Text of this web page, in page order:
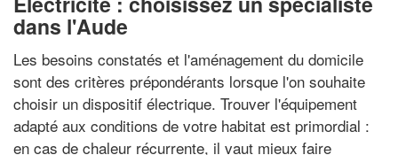
dans l'Aude
Les besoins constatés et l'aménagement du domicile
sont des critères prépondérants lorsque l'on souhaite
choisir un dispositif électrique. Trouver l'équipement
adapté aux conditions de votre habitat est primordial :
en cas de chaleur récurrente, il vaut mieux faire